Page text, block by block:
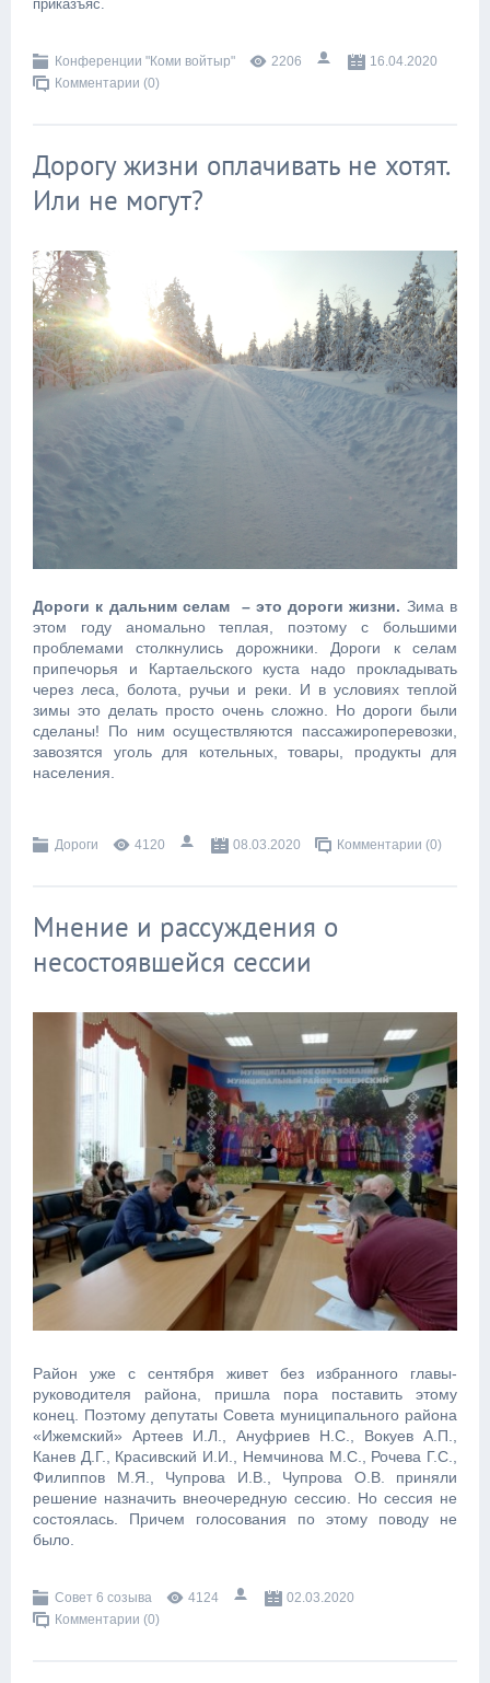
приказъяс.
Конференции "Коми войтыр" 2206
16.04.2020
Комментарии (0)
Дорогу жизни оплачивать не хотят.
Или не могут?
Дороги к дальним селам – это дороги жизни. Зима в
этом году аномально теплая, поэтому с большими
проблемами столкнулись дорожники. Дороги к селам
припечорья и Картаельского куста надо прокладывать
через леса, болота, ручьи и реки. И в условиях теплой
зимы это делать просто очень сложно. Но дороги были
сделаны! По ним осуществляются пассажироперевозки,
завозятся уголь для котельных, товары, продукты для
населения.
Дороги 4120 08.03.2020 Комментарии (0)
Мнение и рассуждения о
несостоявшейся сессии
Район уже с сентября живет без избранного главы-
руководителя района, пришла пора поставить этому
конец. Поэтому депутаты Совета муниципального района
«Ижемский» Артеев И.Л., Ануфриев Н.С., Вокуев А.П.,
Канев Д.Г., Красивский И.И., Немчинова М.С., Рочева Г.С.,
Филиппов М.Я., Чупрова И.В., Чупрова О.В. приняли
решение назначить внеочередную сессию. Но сессия не
состоялась. Причем голосования по этому поводу не
было.
Совет 6 созыва 4124
02.03.2020
Комментарии (0)